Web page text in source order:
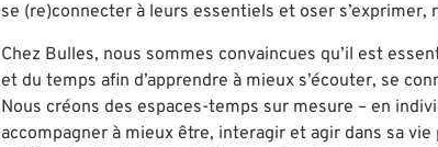
se (re)connecter à leurs essentiels et oser s’exprimer,
Chez Bulles, nous sommes convaincues qu’il est
et du temps afin d’apprendre à mieux s’écouter, se
Nous créons des espaces-temps sur mesure – en
accompagner à mieux être, interagir et agir dans sa